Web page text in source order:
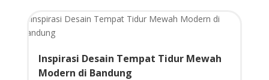
Inspirasi Desain Tempat Tidur Mewah
Modern di Bandung